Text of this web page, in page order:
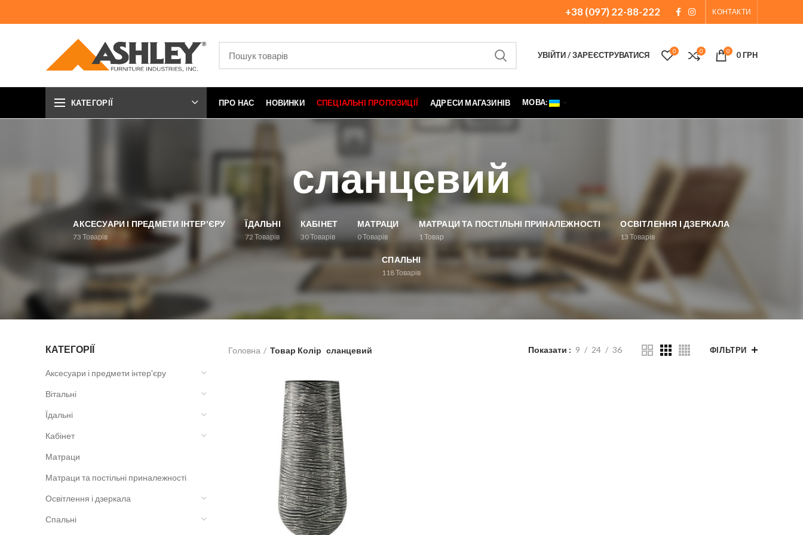
+38 (097) 22-88-222 КОНТАКТИ
УВІЙТИ / ЗАРЕЄСТРУВАТИСЯ 0 0 0 0ГРН
КАТЕГОРІЇ ПРО НАС НОВИНКИ СПЕЦІАЛЬНІ ПРОПОЗИЦІЇ АДРЕСИ МАГАЗИНІВ МОВА:
сланцевий
АКСЕСУАРИ І ПРЕДМЕТИ ІНТЕР'ЄРУ
73 Товарів
ЇДАЛЬНІ
72 Товарів
КАБІНЕТ
30Товарів
МАТРАЦИ
0Товарів
МАТРАЦИ ТА ПОСТІЛЬНІ ПРИНАЛЕЖНОСТІ
1Товар
ОСВІТЛЕННЯ І ДЗЕРКАЛА
13 Товарів
СПАЛЬНІ
118Товарів
КАТЕГОРІЇ
Аксесуари і предмети інтер'єру
Вітальні
Їдальні
Кабінет
Матраци
Матраци та постільні приналежності
Освітлення і дзеркала
Спальні
Головна Товар Колір сланцевий Показати 9 24 36 ФІЛЬТРИ